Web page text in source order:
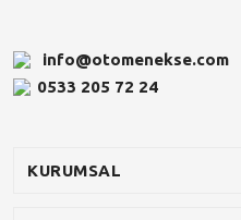
info@otomenekse.com
0533 205 72 24
KURUMSAL